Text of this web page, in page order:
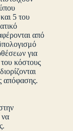
5 του
από
για
κόστους
απόφασης.